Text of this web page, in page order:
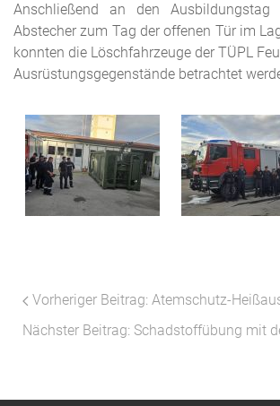
Anschließend an den
Abstecher zum Tag der offenen Tür im
konnten die Löschfahrzeuge der TÜPL
Ausrüstungsgegenstände betrachtet
Vorheriger Beitrag: Atemschutz-
Nächster Beitrag: Schadstoffübung mit